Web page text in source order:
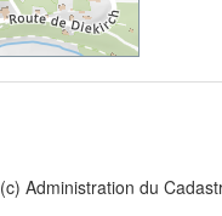
(c) Administration du